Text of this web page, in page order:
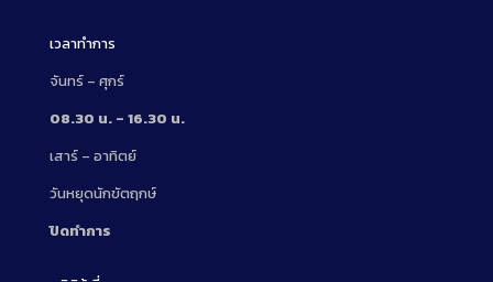
เวลาทำการ
จันทร์ – ศุกร์
08.30 น. – 16.30 น.
เสาร์ – อาทิตย์
วันหยุดนักขัตฤกษ์
ปิดทำการ